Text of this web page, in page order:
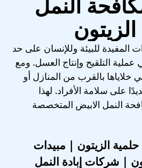
المفيدة للبيئة وللإنسان على حد
التلقيح وإنتاج العسل. ومع
بالقرب من المنازل أو
على سلامة الأفراد. لهذا
النمل الابيض المتخصصة
الزيتون | مبيدات
| شركات إبادة النمل